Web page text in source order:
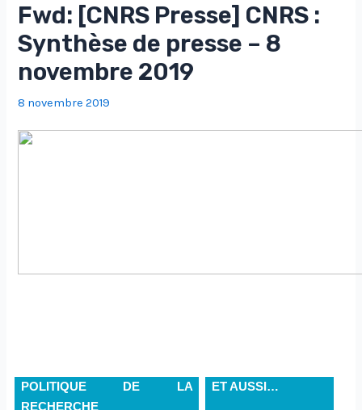
Fwd: [CNRS Presse] CNRS :
Synthèse de presse – 8
novembre 2019
8 novembre 2019
POLITIQUE DE LA
RECHERCHE
ET AUSSI…